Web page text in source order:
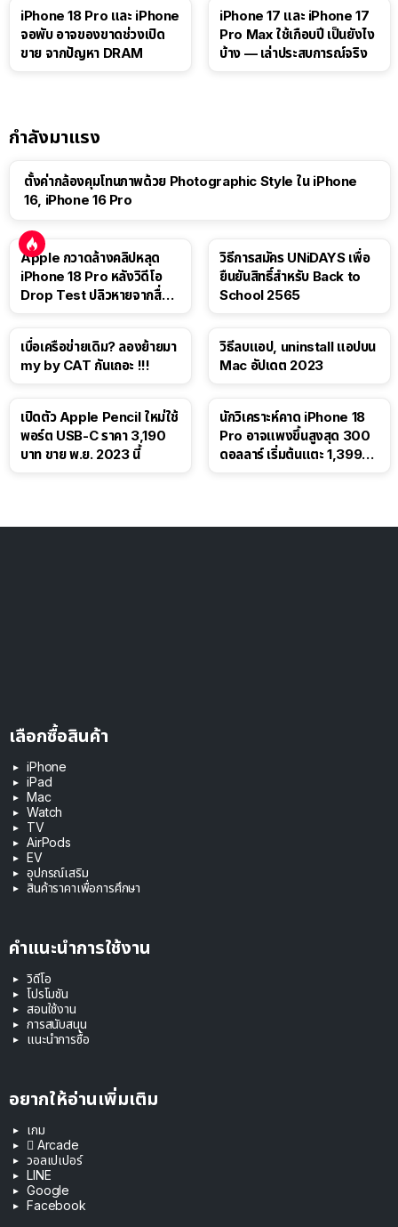
iPhone 18 Pro และ iPhone
จอพับ อาจของขาดช่วงเปิด
ขาย จากปัญหา DRAM
41:47
iPhone 17 และ iPhone 17
Pro Max ใช้เกือบปี เป็นยังไง
บ้าง — เล่าประสบการณ์จริง
กำลังมาแรง
ตั้งค่ากล้องคุมโทนภาพด้วย Photographic Style ใน iPhone
16, iPhone 16 Pro
Apple กวาดล้างคลิปหลุด
iPhone 18 Pro หลังวิดีโอ
Drop Test ปลิวหายจากสื่อ
วิธีการสมัคร UNiDAYS เพื่อ
ยืนยันสิทธิ์สำหรับ Back to
School 2565
เบื่อเครือข่ายเดิม? ลองย้ายมา
my by CAT กันเถอะ !!!
วิธีลบแอป, uninstall แอปบน
Mac อัปเดต 2023
เปิดตัว Apple Pencil ใหม่ใช้
พอร์ต USB-C ราคา 3,190
บาท ขาย พ.ย. 2023 นี้
นักวิเคราะห์คาด iPhone 18
Pro อาจแพงขึ้นสูงสุด 300
ดอลลาร์ เริ่มต้นแตะ 1,399
เลือกซื้อสินค้า
iPhone
iPad
Mac
Watch
TV
AirPods
EV
อุปกรณ์เสริม
สินค้าราคาเพื่อการศึกษา
คำแนะนำการใช้งาน
วิดีโอ
โปรโมชัน
สอนใช้งาน
การสนับสนุน
แนะนำการซื้อ
อยากให้อ่านเพิ่มเติม
เกม
 Arcade
วอลเปเปอร์
LINE
Google
Facebook